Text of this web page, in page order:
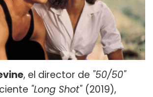
, el director de "50/50"
"Long Shot" (2019),